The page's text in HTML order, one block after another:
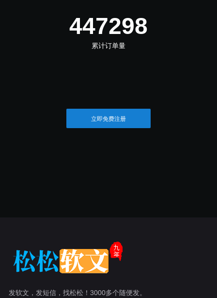
567724
累计订单量
立即免费注册
发软文，发短信，找松松！3000多个随便发。